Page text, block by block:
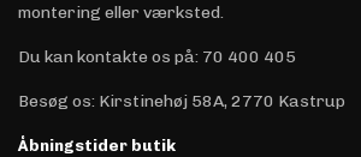
montering eller værksted.
Du kan kontakte os på: 70 400 405
Besøg os: Kirstinehøj 58A, 2770 Kastrup
Åbningstider butik